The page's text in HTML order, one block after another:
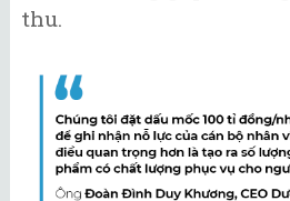
thu.